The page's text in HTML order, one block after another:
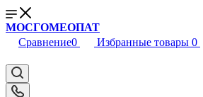
МОСГОМЕОПАТ
Сравнение0 Избранные товары 0